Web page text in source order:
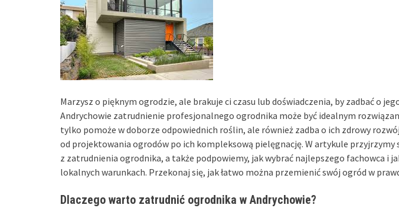
Marzysz o pięknym ogrodzie, ale brakuje ci czasu lub doświadczenia, by zadbać o
Andrychowie zatrudnienie profesjonalnego ogrodnika może być idealnym
tylko pomoże w doborze odpowiednich roślin, ale również zadba o ich zdrowy
od projektowania ogrodów po ich kompleksową pielęgnację. W artykule przyjrzymy
z zatrudnienia ogrodnika, a także podpowiemy, jak wybrać najlepszego fachowca i
lokalnych warunkach. Przekonaj się, jak łatwo można przemienić swój ogród w
Dlaczego warto zatrudnić ogrodnika w Andrychowie?